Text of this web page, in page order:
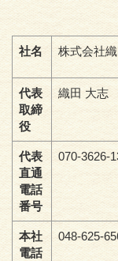
社名 株式会社
代表
取締
役
織田 大志
代表
直通
電話
番号
070-3626-
本社
電話
048-625-